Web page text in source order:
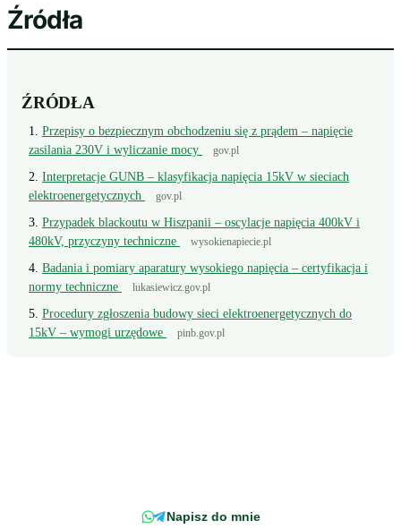
Źródła
ŹRÓDŁA
Przepisy o bezpiecznym obchodzeniu się z prądem – napięcie
zasilania 230V i wyliczanie mocy
gov.pl
Interpretacje GUNB – klasyfikacja napięcia 15kV w sieciach
elektroenergetycznych
gov.pl
Przypadek blackoutu w Hiszpanii – oscylacje napięcia 400kV i
480kV, przyczyny techniczne
wysokienapiecie.pl
Badania i pomiary aparatury wysokiego napięcia – certyfikacja i
normy techniczne
lukasiewicz.gov.pl
Procedury zgłoszenia budowy sieci elektroenergetycznych do
15kV – wymogi urzędowe
pinb.gov.pl
Napisz do mnie